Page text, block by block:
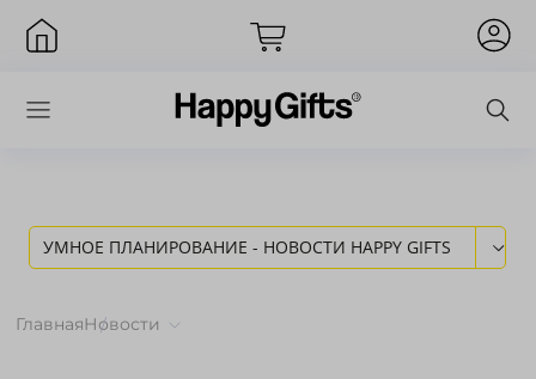
УМНОЕ ПЛАНИРОВАНИЕ - НОВОСТИ HAPPY GIFTS
ГлавнаяНовости
Вход